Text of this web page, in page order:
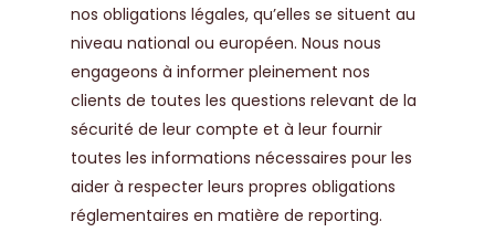
nos obligations légales, qu’elles se situent au
niveau national ou européen. Nous nous
engageons à informer pleinement nos
clients de toutes les questions relevant de la
sécurité de leur compte et à leur fournir
toutes les informations nécessaires pour les
aider à respecter leurs propres obligations
réglementaires en matière de reporting.